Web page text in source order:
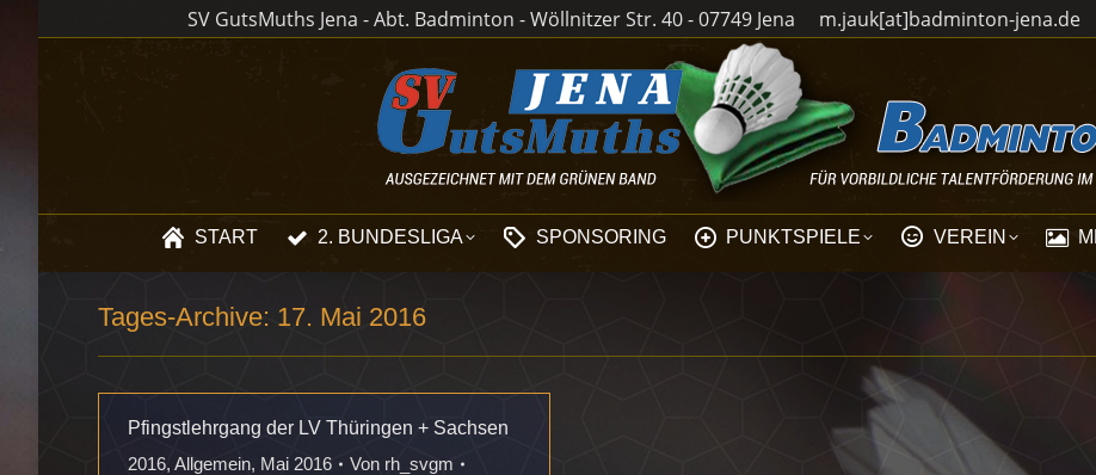
SV GutsMuths Jena - Abt. Badminton - Wöllnitzer Str. 40 - 07749 Jena m.jauk[at]badminton-jena.de
START 2. BUNDESLIGA SPONSORING PUNKTSPIELE VEREIN
Tages-Archive: 17. Mai 2016
Pfingstlehrgang der LV Thüringen + Sachsen
2016, Allgemein, Mai 2016 Von rh_svgm